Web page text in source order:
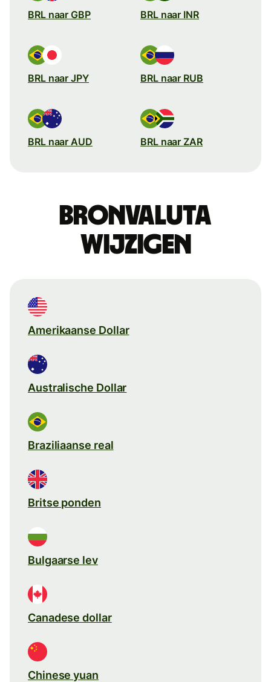
BRL naar GBP BRL naar INR
BRL naar JPY BRL naar RUB
BRL naar AUD BRL naar ZAR
Bronvaluta
wijzigen
Amerikaanse Dollar
Australische Dollar
Braziliaanse real
Britse ponden
Bulgaarse lev
Canadese dollar
Chinese yuan